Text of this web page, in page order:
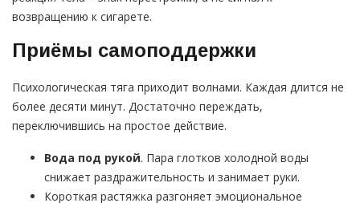
возвращению к сигарете.
Приёмы самоподдержки
Психологическая тяга приходит волнами. Каждая длится не
более десяти минут. Достаточно переждать,
переключившись на простое действие.
Вода под рукой. Пара глотков холодной воды
снижает раздражительность и занимает руки.
Короткая растяжка разгоняет эмоциональное